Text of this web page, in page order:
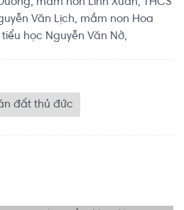
Văn Lịch, mầm non Hoa
học Nguyễn Văn Nở,
đất thủ đức